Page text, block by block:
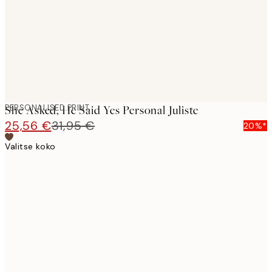
PERSONALISED PRINT
She Asked, He Said Yes Personal Juliste
25,56 €31,95 €
20%*
Valitse koko